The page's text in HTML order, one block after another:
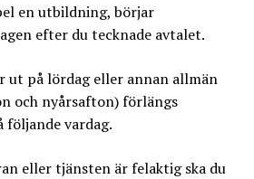
en utbildning, börjar
efter du tecknade avtalet.
ut på lördag eller annan allmän
och nyårsafton) förlängs
vardag.
eller tjänsten är felaktig ska du